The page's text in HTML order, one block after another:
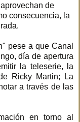
de
consecuencia, la
pese a que Canal
día de apertura
la teleserie, la
Ricky Martin; La
a través de las
en torno al